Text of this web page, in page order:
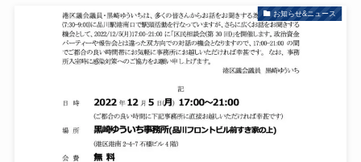
お知らせ&ニュース